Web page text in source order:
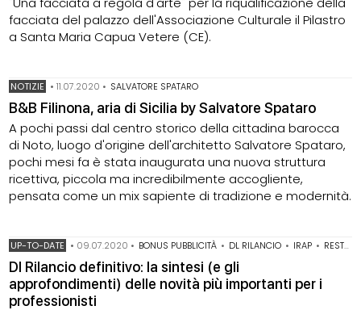
facciata del palazzo dell'Associazione Culturale il Pilastro
a Santa Maria Capua Vetere (CE).
NOTIZIE •11.07.2020 • SALVATORE SPATARO
B&B Filinona, aria di Sicilia by Salvatore Spataro
A pochi passi dal centro storico della cittadina barocca
di Noto, luogo d'origine dell'architetto Salvatore Spataro,
pochi mesi fa è stata inaugurata una nuova struttura
ricettiva, piccola ma incredibilmente accogliente,
pensata come un mix sapiente di tradizione e modernità.
UP-TO-DATE • 09.07.2020 • BONUS PUBBLICITÀ • DL RILANCIO • IRAP • RESTO AL SUD
Dl Rilancio definitivo: la sintesi (e gli
approfondimenti) delle novità più importanti per i
professionisti